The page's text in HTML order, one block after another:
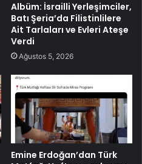
Albüm: İsrailli Yerleşimciler,
Batı Şeria’da Filistinlilere
Ait Tarlaları ve Evleri Ateşe
Verdi
Ağustos 5, 2026
Emine Erdoğan’dan Türk